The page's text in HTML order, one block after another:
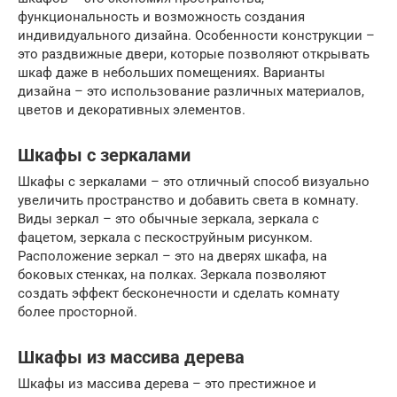
функциональность и возможность создания
индивидуального дизайна. Особенности конструкции –
это раздвижные двери, которые позволяют открывать
шкаф даже в небольших помещениях. Варианты
дизайна – это использование различных материалов,
цветов и декоративных элементов.
Шкафы с зеркалами
Шкафы с зеркалами – это отличный способ визуально
увеличить пространство и добавить света в комнату.
Виды зеркал – это обычные зеркала, зеркала с
фацетом, зеркала с пескоструйным рисунком.
Расположение зеркал – это на дверях шкафа, на
боковых стенках, на полках. Зеркала позволяют
создать эффект бесконечности и сделать комнату
более просторной.
Шкафы из массива дерева
Шкафы из массива дерева – это престижное и